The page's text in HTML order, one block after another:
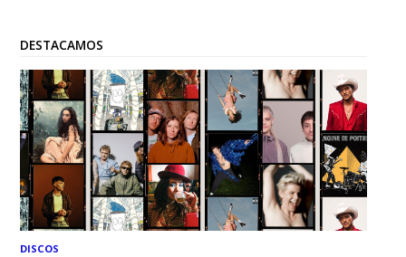
DESTACAMOS
DISCOS